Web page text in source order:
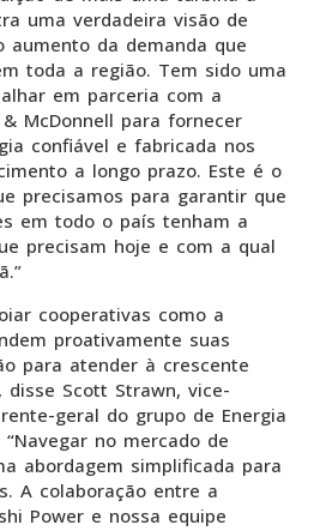
uma verdadeira visão de
da demanda que
toda a região. Tem sido uma
em parceria com a
McDonnell para fornecer
confiável e fabricada nos
a longo prazo. Este é o
precisamos para garantir que
em todo o país tenham a
precisam hoje e com a qual
cooperativas como a
proativamente suas
para atender à crescente
disse Scott Strawn, vice-
geral do grupo de Energia
no mercado de
abordagem simplificada para
A colaboração entre a
Power e nossa equipe